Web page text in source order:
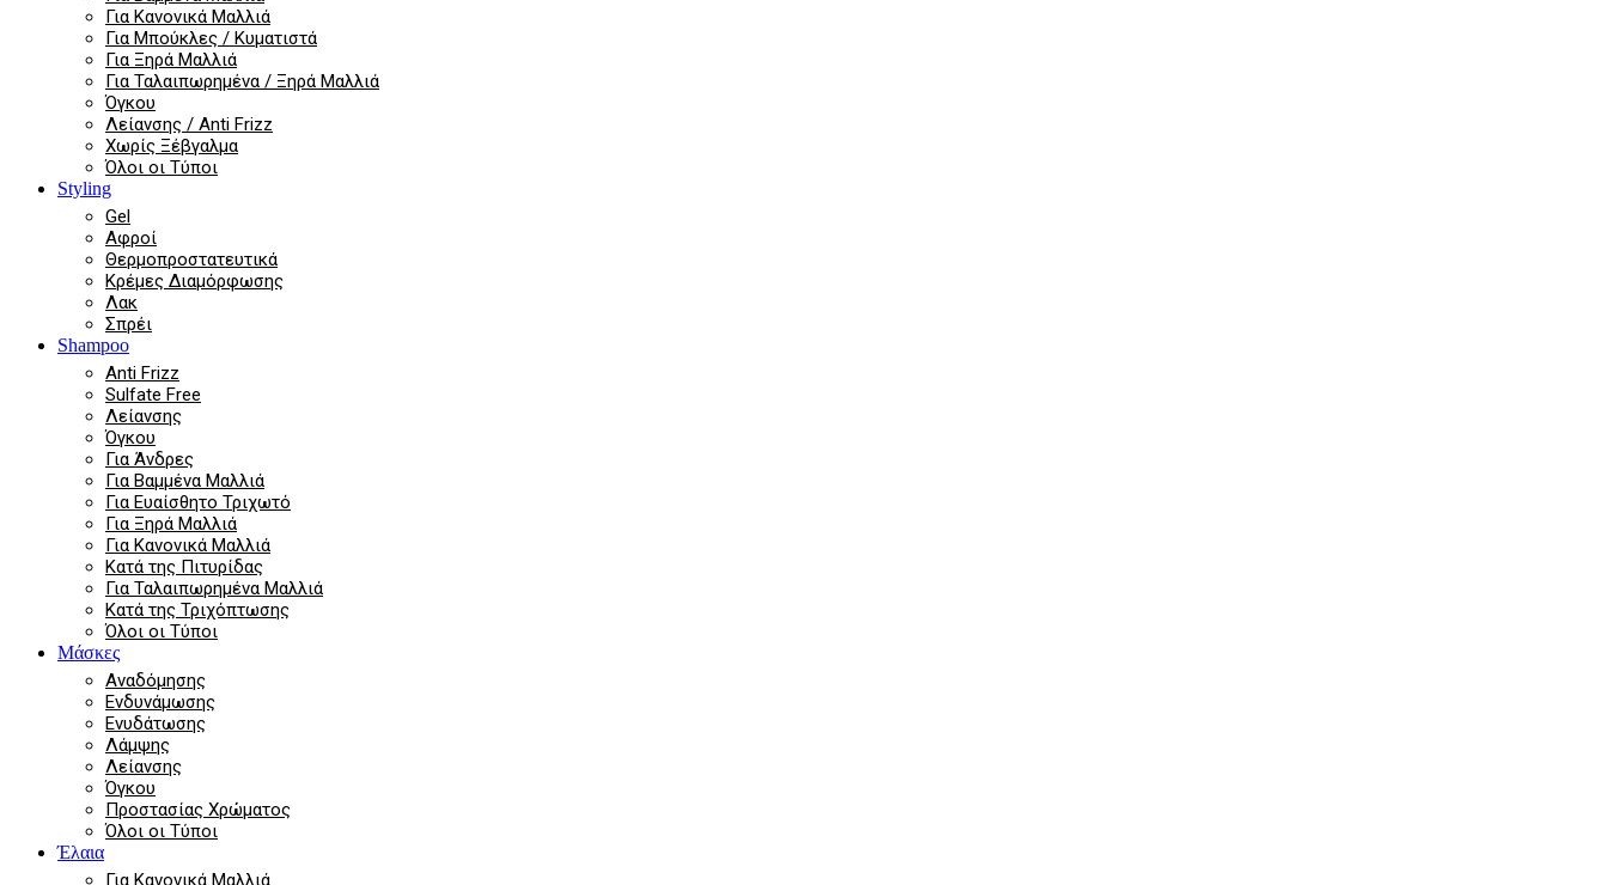
Για Κανονικά Μαλλιά
Για Μπούκλες / Κυματιστά
Για Ξηρά Μαλλιά
Για Ταλαιπωρημένα / Ξηρά Μαλλιά
Όγκου
Λείανσης / Anti Frizz
Χωρίς Ξέβγαλμα
Όλοι οι Τύποι
Styling
Gel
Αφροί
Θερμοπροστατευτικά
Κρέμες Διαμόρφωσης
Λακ
Σπρέι
Shampoo
Anti Frizz
Sulfate Free
Λείανσης
Όγκου
Για Άνδρες
Για Βαμμένα Μαλλιά
Για Ευαίσθητο Τριχωτό
Για Ξηρά Μαλλιά
Για Κανονικά Μαλλιά
Κατά της Πιτυρίδας
Για Ταλαιπωρημένα Μαλλιά
Κατά της Τριχόπτωσης
Όλοι οι Τύποι
Μάσκες
Αναδόμησης
Ενδυνάμωσης
Ενυδάτωσης
Λάμψης
Λείανσης
Όγκου
Προστασίας Χρώματος
Όλοι οι Τύποι
Έλαια
Για Κανονικά Μαλλιά